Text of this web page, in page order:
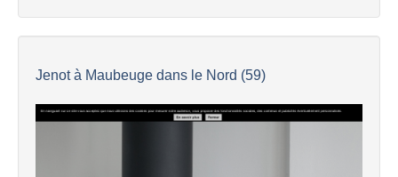
Jenot à Maubeuge dans le Nord (59)